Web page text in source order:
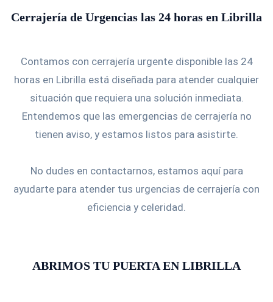
Cerrajería de Urgencias las 24 horas en Librilla
Contamos con cerrajería urgente disponible las 24
horas en Librilla está diseñada para atender cualquier
situación que requiera una solución inmediata.
Entendemos que las emergencias de cerrajería no
tienen aviso, y estamos listos para asistirte.
No dudes en contactarnos, estamos aquí para
ayudarte para atender tus urgencias de cerrajería con
eficiencia y celeridad.
ABRIMOS TU PUERTA EN LIBRILLA